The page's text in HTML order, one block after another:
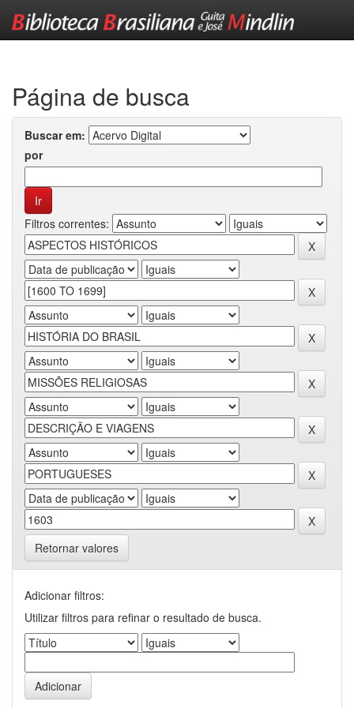
Página de busca
Buscar em:
por
Filtros correntes:
Retornar valores
Adicionar filtros:
Utilizar filtros para refinar o resultado de busca.